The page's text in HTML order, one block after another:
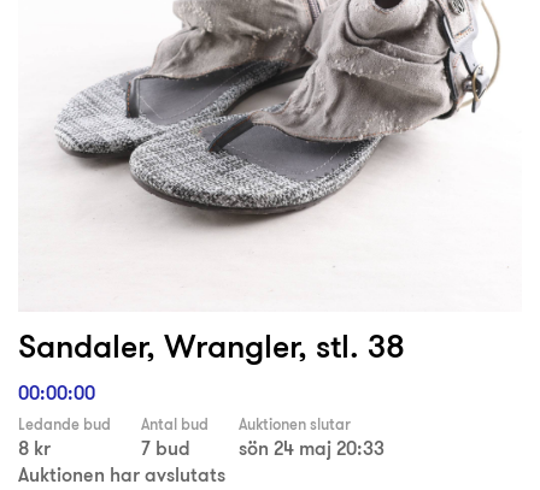
Sandaler, Wrangler, stl. 38
00:00:00
Ledande bud
8 kr
Antal bud
7 bud
Auktionen slutar
sön 24 maj 20:33
Auktionen har avslutats